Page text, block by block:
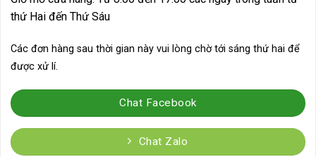
thứ Hai đến Thứ Sáu
Các đơn hàng sau thời gian này vui lòng chờ tới sáng thứ hai để
được xử lí.
Chat Facebook
Chat Zalo